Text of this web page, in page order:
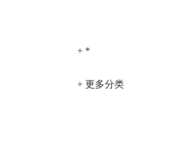
+ *
+ 更多分类